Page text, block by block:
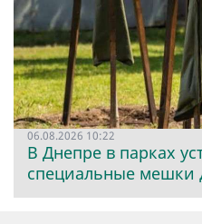
06.08.2026 10:22
В Днепре в парках
специальные мешки